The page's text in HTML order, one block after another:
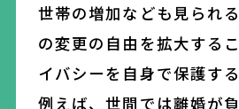
世帯の増加なども見られ
の変更の自由を拡大する
イバシーを自身で保護す
例えば、世間では離婚が